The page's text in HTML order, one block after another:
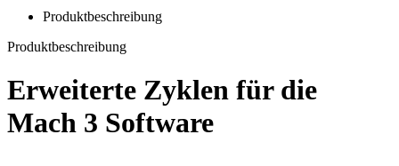
Produktbeschreibung
Produktbeschreibung
Erweiterte Zyklen für die
Mach 3 Software